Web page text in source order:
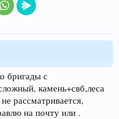
бригады с
камень+свб,леса
рассматривается,
на почту или .